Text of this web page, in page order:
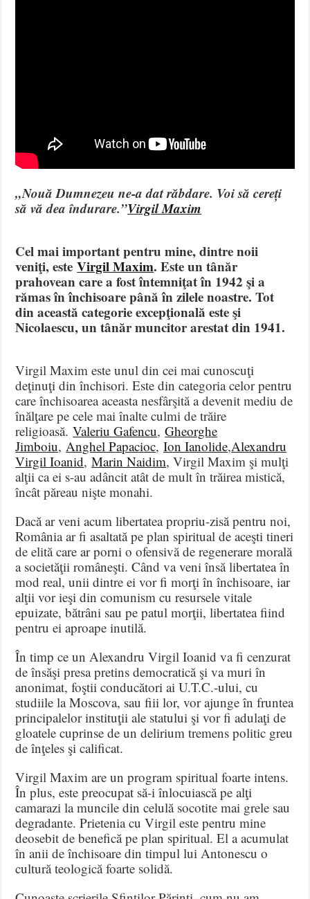
„Nouă Dumnezeu ne-a dat răbdare. Voi să cereți
să vă dea îndurare.”Virgil Maxim
Cel mai important pentru mine, dintre noii
veniţi, esteVirgil Maxim. Este un tânăr
prahovean care a fost întemniţat în 1942 şi a
rămas în închisoare până în zilele noastre. Tot
din această categorie excepţională este şi
Nicolaescu, un tânăr muncitor arestat din 1941.
Virgil Maxim este unul din cei mai cunoscuţi
deţinuţi din închisori. Este din categoria celor pentru
care închisoarea aceasta nesfârşită a devenit mediu de
înălţare pe cele mai înalte culmi de trăire
religioasă.Valeriu Gafencu,Gheorghe
Jimboiu,Anghel Papacioc,Ion Ianolide,Alexandru
Virgil Ioanid,Marin Naidim, Virgil Maxim şi mulţi
alţii ca ei s-au adâncit atât de mult în trăirea mistică,
încât păreau nişte monahi.
Dacă ar veni acum libertatea propriu-zisă pentru noi,
România ar fi asaltată pe plan spiritual de aceşti tineri
de elită care ar porni o ofensivă de regenerare morală
a societăţii româneşti. Când va veni însă libertatea în
mod real, unii dintre ei vor fi morţi în închisoare, iar
alţii vor ieşi din comunism cu resursele vitale
epuizate, bătrâni sau pe patul morţii, libertatea fiind
pentru ei aproape inutilă.
În timp ce un Alexandru Virgil Ioanid va fi cenzurat
de însăşi presa pretins democratică şi va muri în
anonimat, foştii conducători ai U.T.C.-ului, cu
studiile la Moscova, sau fiii lor, vor ajunge în fruntea
principalelor instituţii ale statului şi vor fi adulaţi de
gloatele cuprinse de un delirium tremens politic greu
de înţeles şi calificat.
Virgil Maxim are un program spiritual foarte intens.
În plus, este preocupat să-i înlocuiască pe alţi
camarazi la muncile din celulă socotite mai grele sau
degradante. Prietenia cu Virgil este pentru mine
deosebit de benefică pe plan spiritual. El a acumulat
în anii de închisoare din timpul lui Antonescu o
cultură teologică foarte solidă.